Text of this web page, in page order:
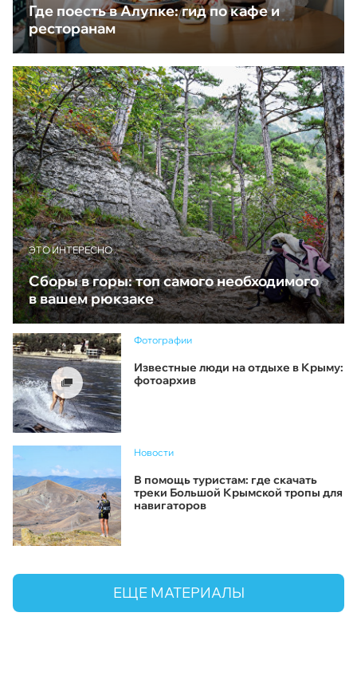
Где поесть в Алупке: гид по кафе и
ресторанам
ЭТО ИНТЕРЕСНО
Сборы в горы: топ самого необходимого
в вашем рюкзаке
Фотографии
Известные люди на отдыхе в Крыму:
фотоархив
Новости
В помощь туристам: где скачать
треки Большой Крымской тропы для
навигаторов
ЕЩЕ МАТЕРИАЛЫ